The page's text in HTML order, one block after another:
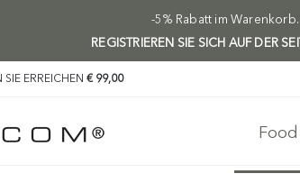
-5% Rabatt im
REGISTRIEREN SIE SICH AUF DER
ERREICHEN € 99,00